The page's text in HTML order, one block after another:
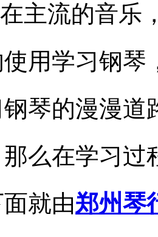
主流的音乐
用学习钢琴
琴的漫漫道
么在学习过
就由郑州琴